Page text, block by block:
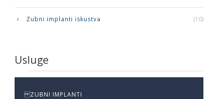
Zubni implanti iskustva (10)
Usluge
ZUBNI IMPLANTI